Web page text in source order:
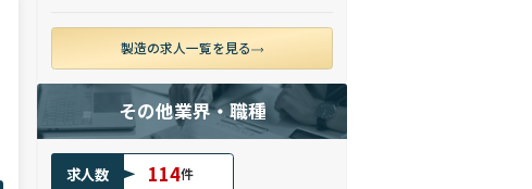
製造の求人一覧を見る
その他業界・職種
求人数 114件